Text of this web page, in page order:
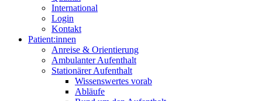
International
Login
Kontakt
Patient:innen
Anreise & Orientierung
Ambulanter Aufenthalt
Stationärer Aufenthalt
Wissenswertes vorab
Abläufe